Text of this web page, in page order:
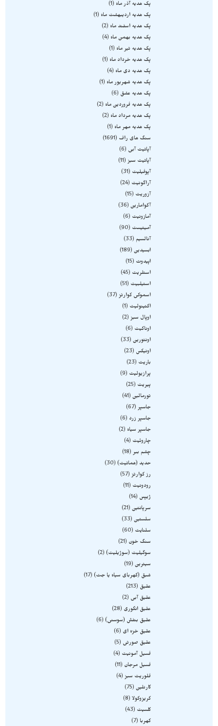
پک هدیه آذر ماه
1
پک هدیه اردیبهشت ماه
1
پک هدیه اسفند ماه
2
پک هدیه بهمن ماه
4
پک هدیه تیر ماه
1
پک هدیه خرداد ماه
1
پک هدیه دی ماه
4
پک هدیه شهریور ماه
1
پک هدیه عشق
6
پک هدیه فروردین ماه
2
پک هدیه مرداد ماه
2
پک هدیه مهر ماه
1
سنگ های راف
1691
آپاتیت آبی
6
آپاتیت سبز 11
آپوفیلیت
31
آراگونیت
24
آزوریت
15
آکوامارین 36
آمازونیت
6
آمیتیست
90
آنالسیم
33
ابسیدین 189
اپیدوت
15
استلریت
45
استیلبیت
51
اسموکی کوارتز 37
اکتینولیت
1
اوپال سبز 2
اوناکیت
6
اونتورین 33
اونیکس
23
باریت
23
پرازیولیت
9
پیریت
25
تورمالین 41
جاسپر 67
جاسپر زرد
6
جاسپر سیاه
2
چاروئیت
4
چشم ببر 18
حدید (هماتیت) 30
رز کوارتز 57
رودونیت
11
ژیپس
14
سرپانتین 21
سلستین 33
سلنایت
60
سنگ خون
21
سوگیلیت (سوژیلیت) 2
سیترین 19
شبق (کهربای سیاه یا جت) 17
عقیق
213
عقیق آبی
2
عقیق انگوری
28
عقیق بنفش (سوسنی) 6
عقیق خزه ای
6
عقیق صورتی
5
فسیل آمونیت
4
فسیل مرجان
11
فلوریت سبز 4
کارنلین 75
کریزوکولا
8
کلسیت
43
کهربا
7